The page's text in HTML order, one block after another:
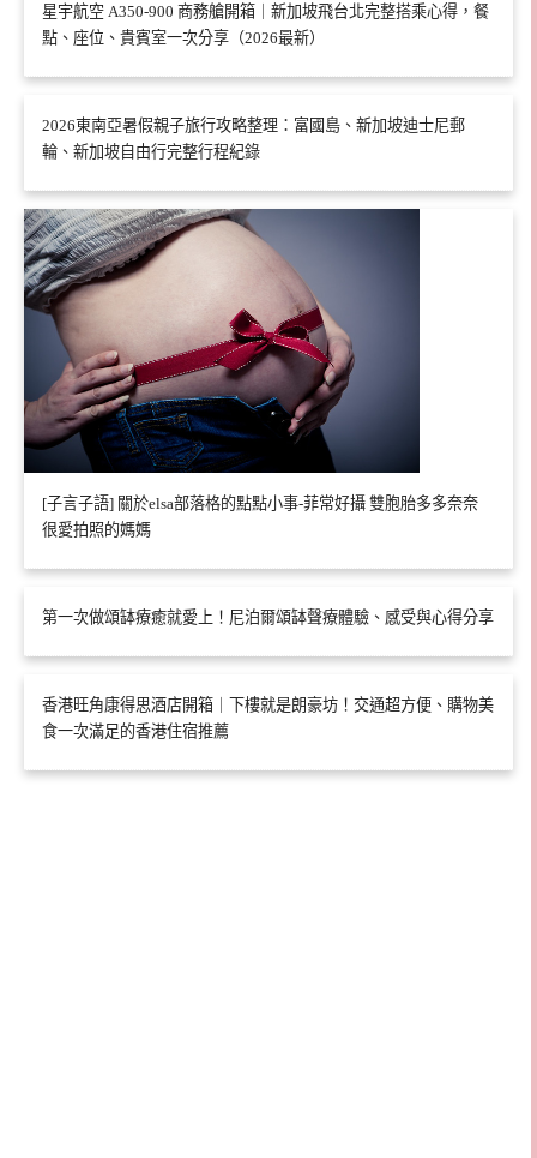
星宇航空 A350-900 商務艙開箱｜新加坡飛台北完整搭乘心得，餐
點、座位、貴賓室一次分享（2026最新）
2026東南亞暑假親子旅行攻略整理：富國島、新加坡迪士尼郵
輪、新加坡自由行完整行程紀錄
[子言子語] 關於elsa部落格的點點小事-菲常好攝 雙胞胎多多奈奈
很愛拍照的媽媽
第一次做頌缽療癒就愛上！尼泊爾頌缽聲療體驗、感受與心得分享
香港旺角康得思酒店開箱｜下樓就是朗豪坊！交通超方便、購物美
食一次滿足的香港住宿推薦